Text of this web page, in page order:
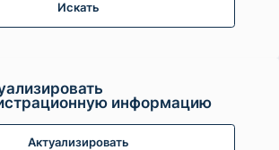
Искать
информацию
Актуализировать